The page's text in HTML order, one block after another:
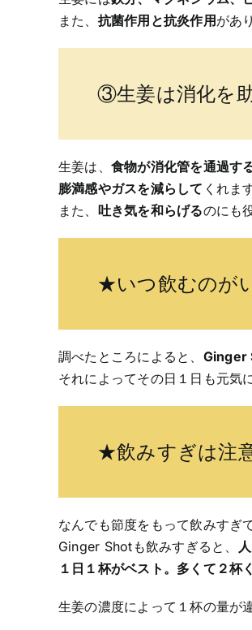
また、 抗菌作用と抗炎作用 があ
③生姜は消化を
生姜は、 食物が消化管を通過す
膨満感やガスを減らして くれま
また、 吐き気を和らげるのにも
★いつ飲むのが
調べたところによると、 Ginger
それによってその日１日も元気
★飲みすぎは注
なんでも節度をもって飲みすぎ
Ginger Shotも飲みすぎると、
１日１杯がベスト。多くて２杯
生姜の濃度によって１杯の量が